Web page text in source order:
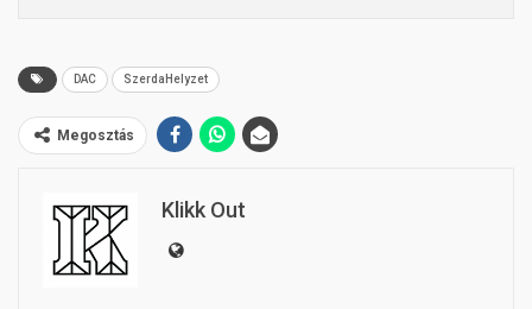
DAC SzerdaHelyzet
Megosztás
Klikk Out